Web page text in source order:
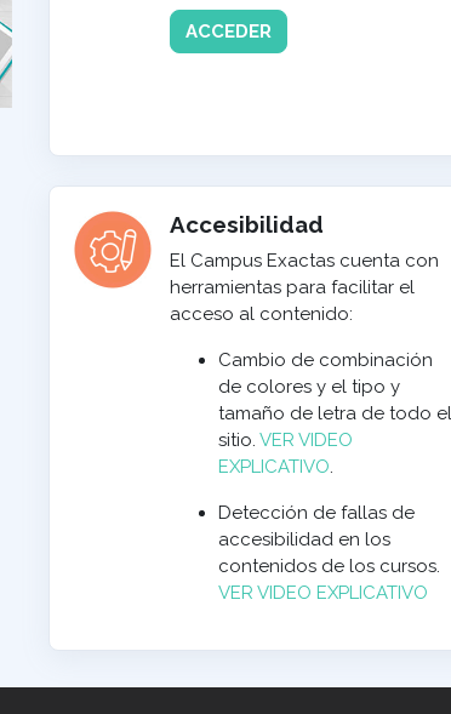
ACCEDER
Accesibilidad
El Campus Exactas cuenta con
herramientas para facilitar el
acceso al contenido:
Cambio de combinación
de colores y el tipo y
tamaño de letra de todo el
sitio.VER VIDEO
EXPLICATIVO
Detección de fallas de
accesibilidad en los
contenidos de los cursos.
VER VIDEO EXPLICATIVO